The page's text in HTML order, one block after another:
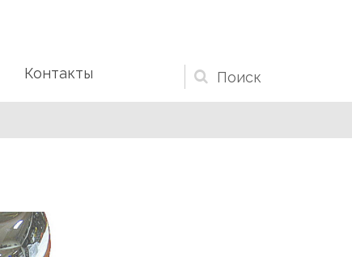
Форма
Контакты